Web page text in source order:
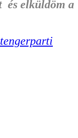
és elküldöm a